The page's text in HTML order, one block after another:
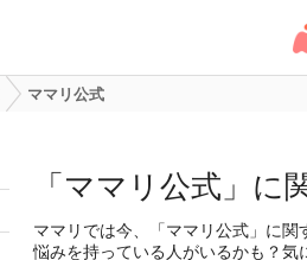
ママリ公式
「ママリ公式」に
ママリでは今、「ママリ公式」に
悩みを持っている人がいるかも？気